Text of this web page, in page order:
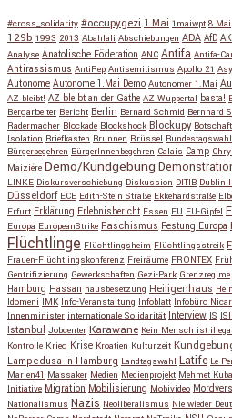
#cross_solidarity #occupygezi 1.Mai 1maiwpt 8.Mai
129b 1993 2013 Abahlali Abschiebungen ADA AfD
Analyse Anatolische Föderation ANC Antifa Antifa-
Antirassismus AntiRep Antisemitismus Apollo 21
Autonome Autonome 1.Mai Demo Autonomer 1.Mai
AZ bleibt! AZ bleibt an der Gathe AZ Wuppertal basta!
Bergarbeiter Bericht Berlin Bernard Schmid Bernhard
Radermacher Blockade Blockshock Blockupy
Isolation Briefkasten Brunnen Brüssel Bundestagswahl
Bürgerbegehren BürgerInnenbegehren Calais Camp
Maiziére Demo/Kundgebung
LINKE Diskursverschiebung Diskussion DITIB Dublin
Düsseldorf ECE Edith-Stein Straße Ekkehardstraße
Erfurt Erklärung Erlebnisbericht Essen EU EU-Gipfel
Europa EuropeanStrike Faschismus Festung Europa
Flüchtlinge Flüchtlingsheim Flüchtlingsstreik
Frauen-Flüchtlingskonferenz Freiräume FRONTEX
Gentrifizierung Gewerkschaften Gezi-Park Grenzregime
Hamburg Hassan hausbesetzung Heiligenhaus
Idomeni IMK Info-Veranstaltung Infoblatt Infobüro
Innenminister internationale Solidarität Interview IS
Istanbul Jobcenter Karawane Kein Mensch ist illegal
Kontrolle Krieg Krise Kroatien Kulturzeit
Lampedusa in Hamburg Landtagswahl Latife Le
Marien41 Massaker Medien Medienprojekt Mehmet
Initiative Migration Mobilisierung Mobivideo
Nationalismus Nazis Neoliberalismus Nie wieder